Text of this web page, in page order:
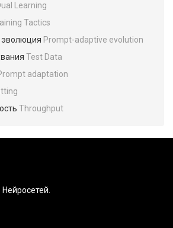
Learning
Tactics
эволюция Prompt-adaptive evolution
Test Data
adaptation
Throughput